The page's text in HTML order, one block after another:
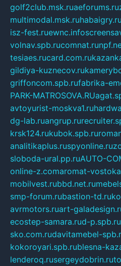
golf2club.msk.ruaeforums.ru
multimodal.msk.ruhabaigry.ru
isz-fest.ruewnc.info
volnav.spb.rucomnat.ru
tesiaes.rucard.com.ru
gildiya-kuznecov.ru
griffoncom.spb.rufabrika-
PARK-MATROSOVA.RU
avtoyurist-moskva1.ru
dg-lab.ruangrup.ru
krsk124.rukubok.spb.ru
analitikaplus.ruspyonline.ru
sloboda-ural.pp.ruAUTO-
online-z.comaromat-
mobilvest.rubbd.net.ru
smp-forum.rubastion-td.ru
avrmotors.ruart-
ecostep-samara.rud-p.spb.ru
sko.com.rudavitamebel-
kokoroyari.spb.rublesna-
lenderoq.rusergeydobrin.ru